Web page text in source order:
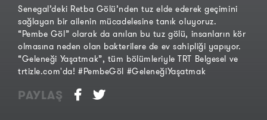
Senegal’deki Retba Gölü’nden tuz elde ederek geçimini
sağlayan bir ailenin mücadelesine tanık oluyoruz.
“Pembe Göl” olarak da anılan bu tuz gölü, insanların kör
olmasına neden olan bakterilere de ev sahipliği yapıyor.
“Geleneği Yaşatmak”, tüm bölümleriyle TRT Belgesel ve
trtizle.com'da! #PembeGöl #GeleneğiYaşatmak
PAYLAŞ